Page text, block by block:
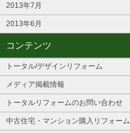
2013年7月
2013年6月
コンテンツ
トータル/デザインリフォーム
メディア掲載情報
トータルリフォームのお問い合わせ
中古住宅・マンション購入リフォーム